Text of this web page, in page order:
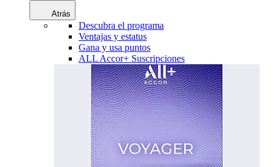
Atrás
Descubra el programa
Ventajas y estatus
Gana y usa puntos
ALL Accor+ Suscripciones